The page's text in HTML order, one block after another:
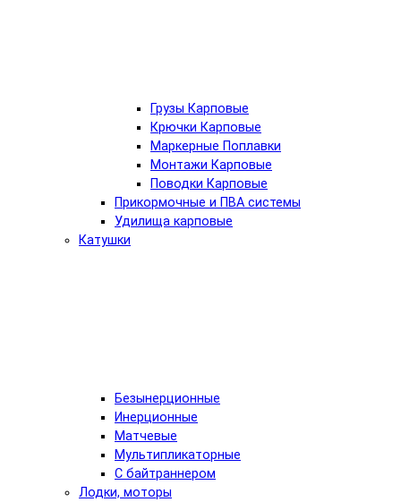
Грузы Карповые
Крючки Карповые
Маркерные Поплавки
Монтажи Карповые
Поводки Карповые
Прикормочные и ПВА системы
Удилища карповые
Катушки
Безынерционные
Инерционные
Матчевые
Мультипликаторные
С байтраннером
Лодки, моторы